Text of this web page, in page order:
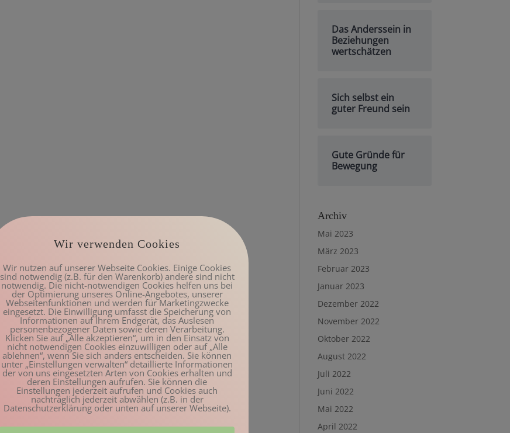
Das Anderssein in
Beziehungen
wertschätzen
Sich selbst ein
guter Freund sein
Gute Gründe für
Bewegung
Archiv
Mai 2023
März 2023
Februar 2023
Januar 2023
Dezember 2022
November 2022
Oktober 2022
August 2022
Juli 2022
Juni 2022
Mai 2022
April 2022
Wir verwenden Cookies
Wir nutzen auf unserer Webseite Cookies. Einige Cookies
sind notwendig (z.B. für den Warenkorb) andere sind nicht
notwendig. Die nicht-notwendigen Cookies helfen uns bei
der Optimierung unseres Online-Angebotes, unserer
Webseitenfunktionen und werden für Marketingzwecke
eingesetzt. Die Einwilligung umfasst die Speicherung von
Informationen auf Ihrem Endgerät, das Auslesen
personenbezogener Daten sowie deren Verarbeitung.
Klicken Sie auf „Alle akzeptieren“, um in den Einsatz von
nicht notwendigen Cookies einzuwilligen oder auf „Alle
ablehnen“, wenn Sie sich anders entscheiden. Sie können
unter „Einstellungen verwalten“ detaillierte Informationen
der von uns eingesetzten Arten von Cookies erhalten und
deren Einstellungen aufrufen. Sie können die
Einstellungen jederzeit aufrufen und Cookies auch
nachträglich jederzeit abwählen (z.B. in der
Datenschutzerklärung oder unten auf unserer Webseite).